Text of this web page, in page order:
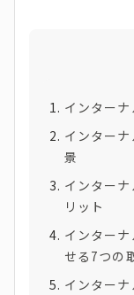
インター
インター
景
インター
リット
インター
せる7つの
インター